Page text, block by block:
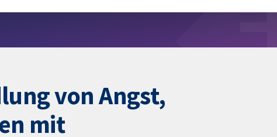
von Angst,
mit